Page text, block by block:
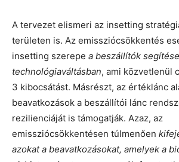
A tervezet elismeri az insetting
területen is. Az emissziócsökkentés
insetting szerepe a beszállítók
technológiaváltásban, ami közvetlenül
3 kibocsátást. Másrészt, az értéklánc
beavatkozások a beszállítói lánc
rezilienciáját is támogatják. Azaz, az
emissziócsökkentésen túlmenően
azokat a beavatkozásokat, amelyek a